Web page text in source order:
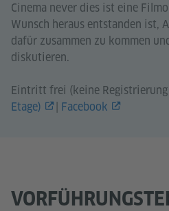
Cinema never dies ist eine
Wunsch heraus entstanden ist,
dafür zusammen zu kommen
diskutieren.
Eintritt frei (keine
Etage)
Facebook